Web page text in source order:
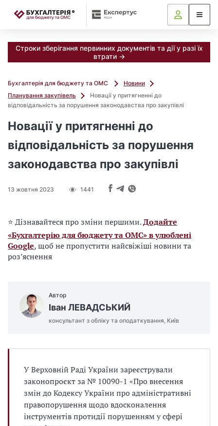
Строки зберігання первинних документів та дії у разі їх
втрати →
Бухгалтерія для бюджету та ОМС
Новини
Планування закупівель
Новації у притягненні до
відповідальність за порушення законодавства про закупівлі
Новації у притягненні до
відповідальність за порушення
законодавства про закупівлі
13 жовтня 2023 1441
⭐ Дізнавайтеся про зміни першими.Додайте
«Бухгалтерію для бюджету та ОМС» в улюблені
Google, щоб не пропустити найсвіжіші новини та
роз’яснення
Автор
Іван ЛЕВАДСЬКИЙ
консультант з обліку та оподаткування, Київ
У Верховній Раді України зареєстрували
законопроєкт за № 10090-1 «Про внесення
змін до Кодексу України про адміністративні
правопорушення щодо вдосконалення
інструментів протидії порушенням у сфері